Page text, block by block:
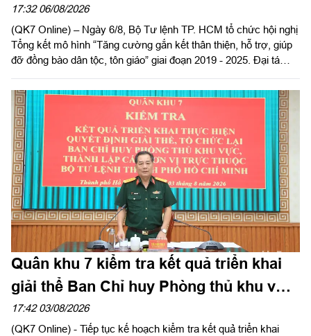
tộc, tôn giáo
17:32 06/08/2026
(QK7 Online) – Ngày 6/8, Bộ Tư lệnh TP. HCM tổ chức hội nghị
Tổng kết mô hình “Tăng cường gắn kết thân thiện, hỗ trợ, giúp
đỡ đồng bào dân tộc, tôn giáo” giai đoạn 2019 - 2025. Đại tá
đạo hội nghị.
Quân khu 7 kiểm tra kết quả triển khai
giải thể Ban Chỉ huy Phòng thủ khu vực
tại Bộ Tư lệnh TPHCM
17:42 03/08/2026
(QK7 Online) - Tiếp tục kế hoạch kiểm tra kết quả triển khai